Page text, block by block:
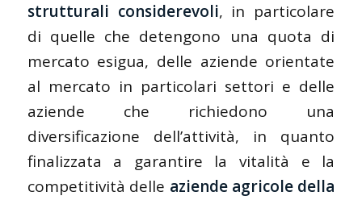
strutturali considerevoli, in particolare
di quelle che detengono una quota di
mercato esigua, delle aziende orientate
al mercato in particolari settori e delle
aziende che richiedono una
diversificazione dell’attività, in quanto
finalizzata a garantire la vitalità e la
competitività delle aziende agricole della